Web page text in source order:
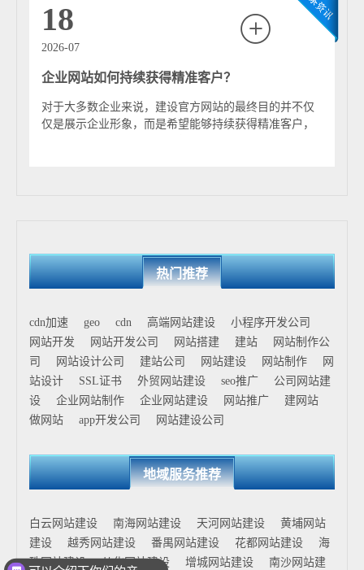
18
2026-07
企业网站如何持续获得精准客户？
对于大多数企业来说，建设官方网站的最终目的并不仅
仅是展示企业形象，而是希望能够持续获得精准客户，
热门推荐
cdn加速 geo cdn 高端网站建设
小程序开发公司
网站开发
网站开发公司 网站搭建 建站
网站制作公
司
网站设计公司 建站公司 网站建设 网站制作
网
站设计
SSL证书 外贸网站建设 seo推广
公司网站建
设
企业网站制作 企业网站建设 网站推广
建网站
做网站
app开发公司 网站建设公司
地域服务推荐
白云网站建设 南海网站建设 天河网站建设
黄埔网站
建设
越秀网站建设 番禺网站建设 花都网站建设
海
珠网站建设
从化网站建设 增城网站建设
南沙网站建